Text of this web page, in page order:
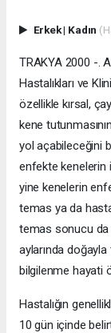
Erkek| Kadın
TRAKYA 2000 -.
Hastalıkları ve
özellikle kırsal,
kene
yol açabileceğini
enfekte kenelerin
yine kenelerin
temas ya da
temas sonucu da
aylarında
bilgilenme hayati
Hastalığın
10 gün içinde